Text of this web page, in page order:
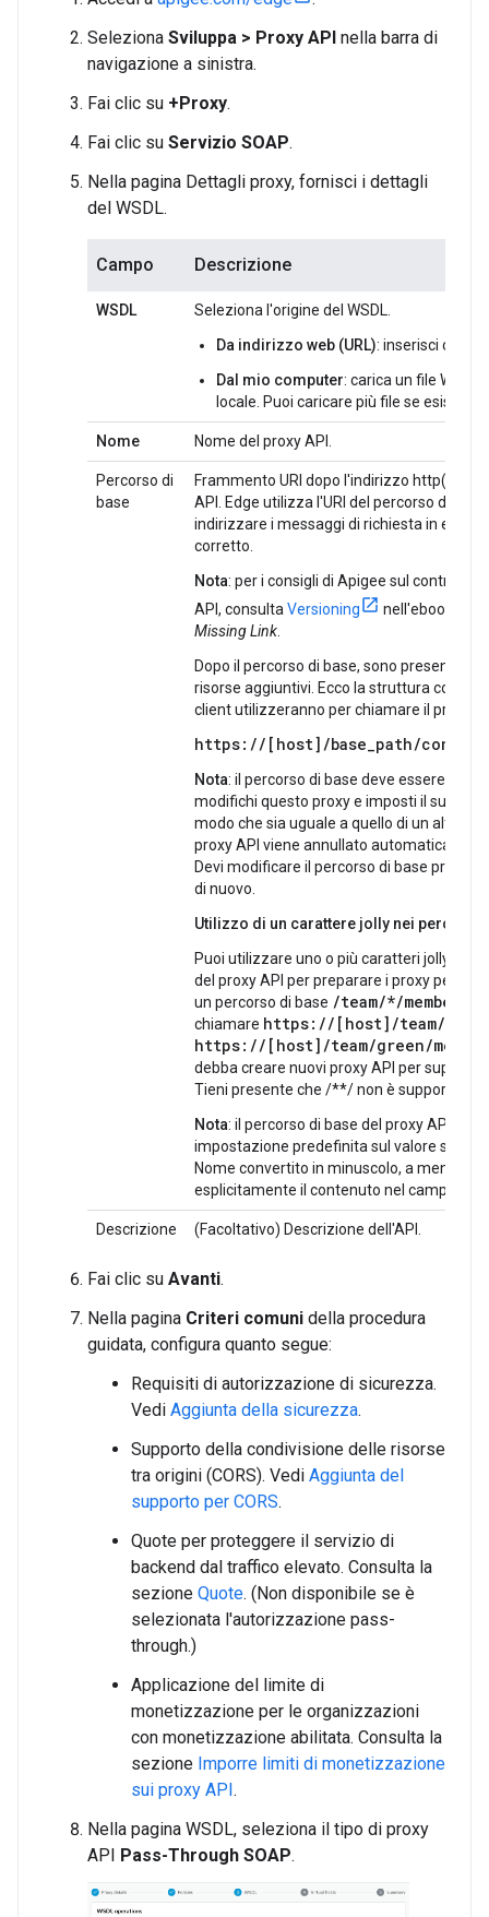
Seleziona Sviluppa > Proxy API nella barra di
navigazione a sinistra.
Fai clic su +Proxy.
Fai clic su Servizio SOAP.
Nella pagina Dettagli proxy, fornisci i dettagli
del WSDL.
Campo Descrizione
WSDL
Seleziona l'origine del WSDL.
Da indirizzo web (URL): inserisci o
Dal mio computer: carica un file WSDL
locale. Puoi caricare più file se esistono
Nome Nome del proxy API.
Percorso di
base
Frammento URI dopo l'indirizzo http(s)://
API. Edge utilizza l'URI del percorso di
indirizzare i messaggi di richiesta in
corretto.
Nota: per i consigli di Apigee sul controllo
API, consultaVersioning nell'ebook
Missing Link.
Dopo il percorso di base, sono presenti
risorse aggiuntivi. Ecco la struttura
client utilizzeranno per chiamare il proxy
https://[host]/base_path/
Nota: il percorso di base deve essere
modifichi questo proxy e imposti il suo
modo che sia uguale a quello di un altro
proxy API viene annullato
Devi modificare il percorso di base prima
di nuovo.
Utilizzo di un carattere jolly nei percorsi
Puoi utilizzare uno o più caratteri jolly
del proxy API per preparare i proxy per il
un percorso di base /team/*/members
chiamare https://[host]/team/
https://[host]/team/green/
debba creare nuovi proxy API per
Tieni presente che /**/ non è supportato.
Nota: il percorso di base del proxy API è
impostazione predefinita sul valore
Nome convertito in minuscolo, a meno
esplicitamente il contenuto nel campo
Descrizione (Facoltativo) Descrizione dell'API.
Fai clic su Avanti.
Nella pagina Criteri comuni della procedura
guidata, configura quanto segue:
Requisiti di autorizzazione di sicurezza.
Vedi Aggiunta della sicurezza.
Supporto della condivisione delle risorse
tra origini (CORS). Vedi Aggiunta del
supporto per CORS.
Quote per proteggere il servizio di
backend dal traffico elevato. Consulta la
sezione Quote. (Non disponibile se è
selezionata l'autorizzazione pass-
through.)
Applicazione del limite di
monetizzazione per le organizzazioni
con monetizzazione abilitata. Consulta la
sezione Imporre limiti di monetizzazione
sui proxy API .
Nella pagina WSDL, seleziona il tipo di proxy
API
Pass-Through SOAP.